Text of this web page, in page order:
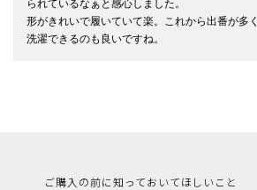
られているなぁと感心しました。
形がきれいで履いていて楽。これから出番が多
洗濯できるのも良いですね。
ご購入の前に知っておいてほしいこと